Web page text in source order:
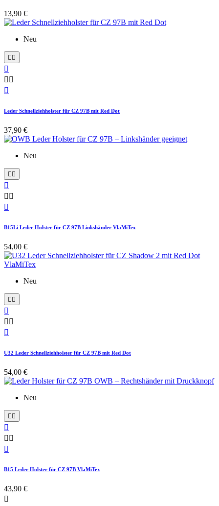
13,90 €
Neu
 

 

Leder Schnellziehholster für CZ 97B mit Red Dot
37,90 €
Neu
 

 

B15Li Leder Holster für CZ 97B Linkshänder VlaMiTex
54,00 €
Neu
 

 

U32 Leder Schnellziehholster für CZ 97B mit Red Dot
54,00 €
Neu


 

B15 Leder Holster für CZ 97B VlaMiTex
43,90 €
